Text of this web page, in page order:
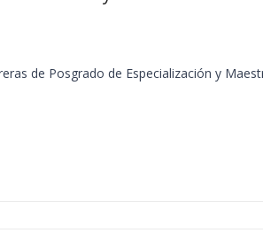
de Posgrado de Especialización y